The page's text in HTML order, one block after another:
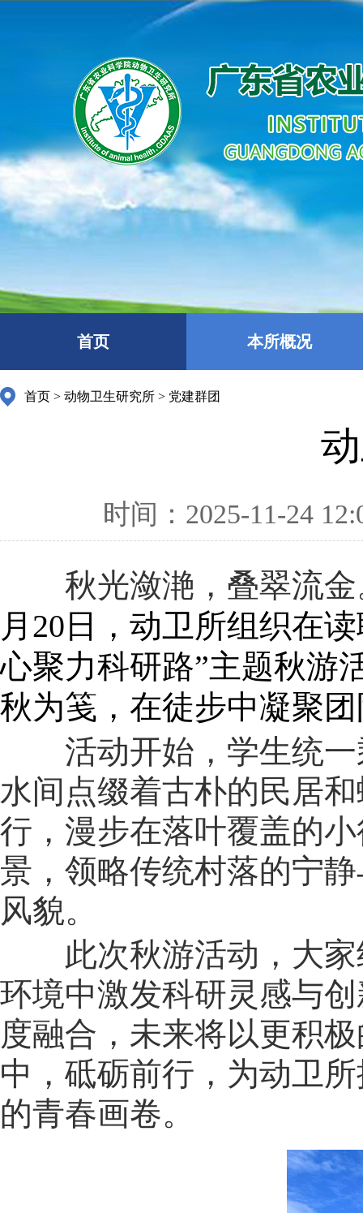
首页 本所概况
首页 > 动物卫生研究所 > 党建群团
时间：2025-11-24
秋光潋滟，叠翠流
月20日，动卫所组织在
心聚力科研路”主题秋游
秋为笺，在徒步中凝聚
活动开始，学生统
水间点缀着古朴的民居
行，漫步在落叶覆盖的
景，领略传统村落的宁
风貌。
此次秋游活动 ，大家
环境中激发科研灵感与
度融合，未来将以更积
中 ，砥砺前行， 为动卫
的青春画卷。